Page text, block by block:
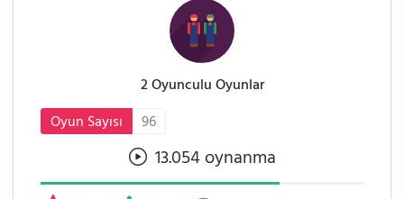
2 Oyunculu Oyunlar
Oyun Sayısı
96
13.054 oynanma